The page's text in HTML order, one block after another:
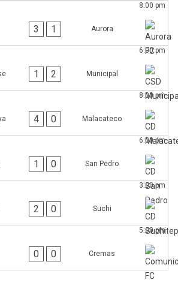
8:00 pm
3 1 Aurora
6:00 pm
1 2 Municipal
8:00 pm
4 0 Malacateco
6:00 pm
1 0 San Pedro
3:00 pm
2 0 Suchi
5:00 pm
0 0 Cremas